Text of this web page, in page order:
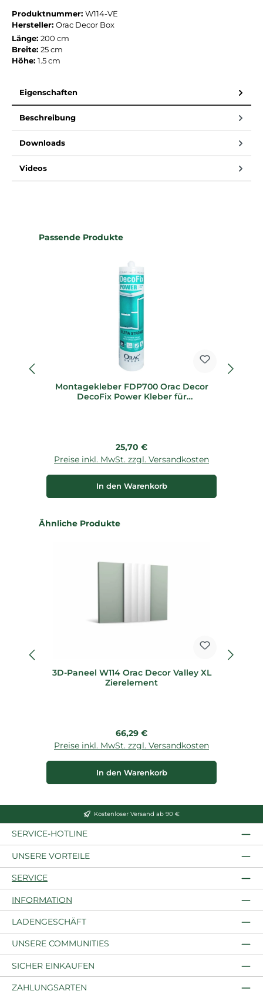
Produktnummer: W114-VE
Hersteller: Orac Decor Box
Länge: 200 cm
Breite: 25 cm
Höhe: 1.5 cm
Eigenschaften
Beschreibung
Downloads
Videos
Produktgalerie überspringen
Passende Produkte
Montagekleber FDP700 Orac Decor
DecoFix Power Kleber für
Regulärer Preis:
25,70 €
Preise inkl. MwSt. zzgl. Versandkosten
In den Warenkorb
Produktgalerie überspringen
Ähnliche Produkte
3D-Paneel W114 Orac Decor Valley XL
Zierelement
Regulärer Preis:
66,29 €
Preise inkl. MwSt. zzgl. Versandkosten
In den Warenkorb
Kostenloser Versand ab 90 €
SERVICE-HOTLINE
UNSERE VORTEILE
SERVICE
INFORMATION
LADENGESCHÄFT
UNSERE COMMUNITIES
SICHER EINKAUFEN
ZAHLUNGSARTEN